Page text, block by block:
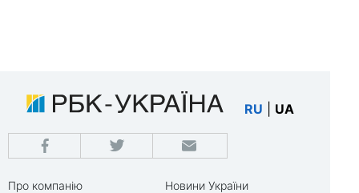
RU UA
Про компанію
Новини України